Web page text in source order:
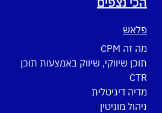
פלאש
מה זה CPM
תוכן שיווקי, שיווק באמצעות תוכן
CTR
מדיה דיגיטלית
ניהול מוניטין